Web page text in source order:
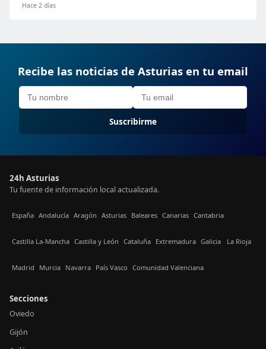
Hace 2 días
Recibe las noticias de Asturias en tu email
Suscribirme
24h Asturias
Tu fuente de información local actualizada.
España Andalucía Aragón Asturias Baleares Canarias Cantabria
Castilla La-Mancha Castilla y León Cataluña Extremadura Galicia La Rioja
Madrid Murcia Navarra País Vasco Comunidad Valenciana
Secciones
Oviedo
Gijón